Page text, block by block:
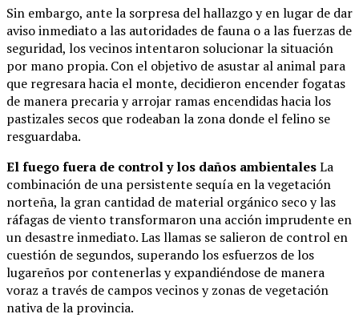
Sin embargo, ante la sorpresa del hallazgo y en lugar de dar
aviso inmediato a las autoridades de fauna o a las fuerzas de
seguridad, los vecinos intentaron solucionar la situación
por mano propia. Con el objetivo de asustar al animal para
que regresara hacia el monte, decidieron encender fogatas
de manera precaria y arrojar ramas encendidas hacia los
pastizales secos que rodeaban la zona donde el felino se
resguardaba.
El fuego fuera de control y los daños ambientalesLa
combinación de una persistente sequía en la vegetación
norteña, la gran cantidad de material orgánico seco y las
ráfagas de viento transformaron una acción imprudente en
un desastre inmediato. Las llamas se salieron de control en
cuestión de segundos, superando los esfuerzos de los
lugareños por contenerlas y expandiéndose de manera
voraz a través de campos vecinos y zonas de vegetación
nativa de la provincia.